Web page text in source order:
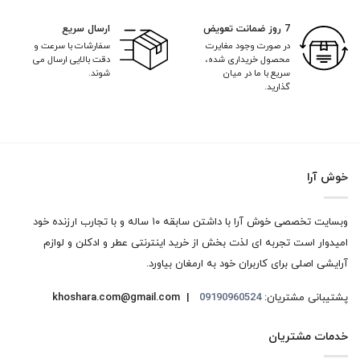
7 روز ضمانت تعویض
در صورت وجود مغایرت
محصول خریداری شده،
سریع با ما در میان
گذارید.
ارسال سریع
سفارشات با سرعت و
دقت بالایی ارسال می
شوند.
خوش آرا
وبسایت تخصصی خوش آرا با داشتن سابقه ۱۰ ساله و با تجارب ارزنده خود
امیدوار است تجربه ای لذت بخش از خرید اینترنتی عطر و ادکلن و لوازم
آرایشی اصلی برای کاربران خود به ارمغان بیاورد.
پشتیبانی مشتریان: khoshara.com@gmail.com | 09190960524
خدمات مشتریان